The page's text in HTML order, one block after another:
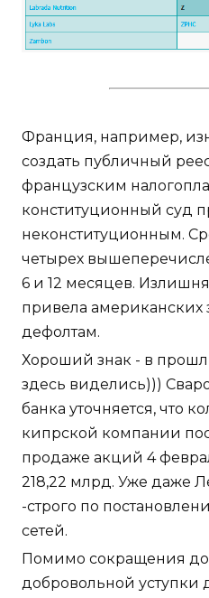
Франция, например,
создать публичный
французским
конституционный суд
неконституционным.
четырех
6 и 12 месяцев.
привела американских
дефолтам.
Хороший знак - в
здесь виделись)))
банка уточняется, что
кипрской компании
продаже акций 4
218,22 млрд. Уже даже
-строго по
сетей.
Помимо сокращения
добровольной уступки